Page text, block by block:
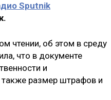
Sputnik
чтении, об этом в среду
что в документе
и
также размер штрафов и